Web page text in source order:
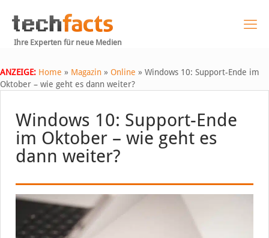
Ihre Experten für neue Medien
ANZEIGE: Home » Magazin » Online » Windows 10: Support-Ende im
Oktober – wie geht es dann weiter?
Windows 10: Support-Ende
im Oktober – wie geht es
dann weiter?